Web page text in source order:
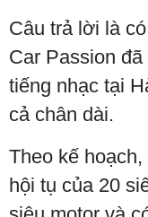
Câu trả lời là
Car Passion
tiếng nhạc tại
cả chân dài.
Theo kế hoạch,
hội tụ của 20